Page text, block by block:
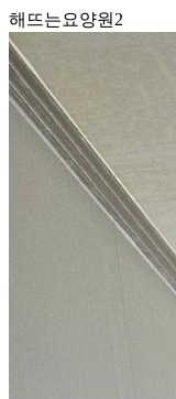
해뜨는요양원2